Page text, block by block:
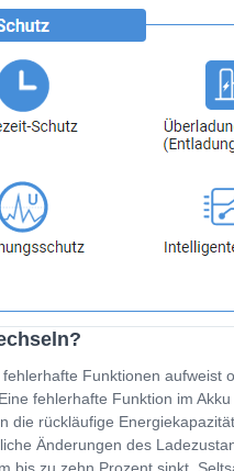
Funktionen aufweist
fehlerhafte Funktion im Akku
die rückläufige
Änderungen des